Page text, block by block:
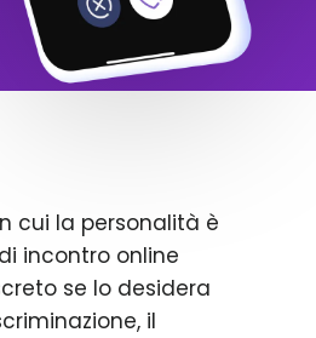
cui la personalità è
incontro online
se lo desidera
il